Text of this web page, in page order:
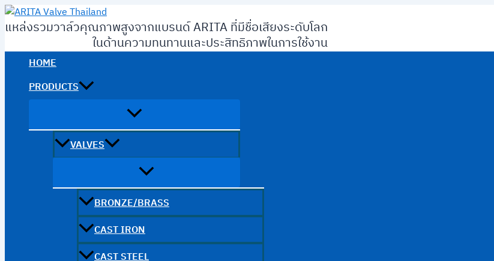
Skip
to
แหล่งรวมวาล์วคุณภาพสูงจากแบรนด์ ARITA ที่มีชื่อเสียงระดับโลก
ในด้านความทนทานและประสิทธิภาพในการใช้งาน
HOME
PRODUCTS
VALVES
BRONZE/BRASS
CAST IRON
CAST STEEL